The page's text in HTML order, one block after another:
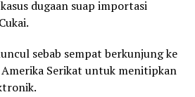
dugaan suap importasi
sebab sempat berkunjung ke
Serikat untuk menitipkan